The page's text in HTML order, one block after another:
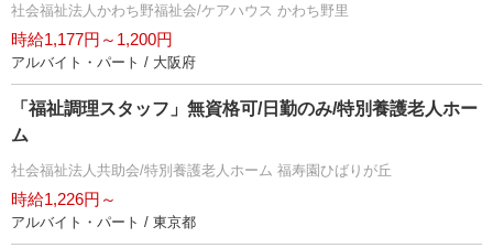
社会福祉法人かわち野福祉会/ケアハウス かわち野里
時給1,177円～1,200円
アルバイト・パート / 大阪府
「福祉調理スタッフ」無資格可/日勤のみ/特別養護老人ホー
ム
社会福祉法人共助会/特別養護老人ホーム 福寿園ひばりが丘
時給1,226円～
アルバイト・パート / 東京都